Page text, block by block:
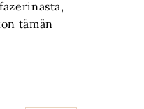
tämän